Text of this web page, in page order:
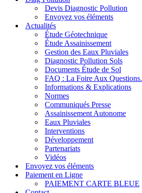
Devis Diagnostic Pollution
Envoyez vos éléments
Actualités
Étude Géotechnique
Étude Assainissement
Gestion des Eaux Pluviales
Diagnostic Pollution Sols
Documents Étude de Sol
FAQ : La Foire Aux Questions.
Informations & Explications
Normes
Communiqués Presse
Assainissement Autonome
Eaux Pluviales
Interventions
Développement
Partenariats
Vidéos
Envoyez vos éléments
Paiement en Ligne
PAIEMENT CARTE BLEUE